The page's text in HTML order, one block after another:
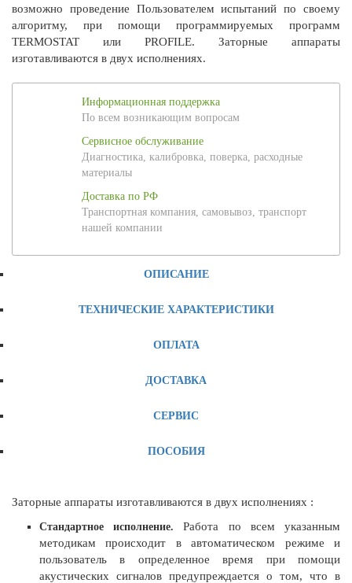
возможно проведение Пользователем испытаний по своему
алгоритму, при помощи программируемых программ
TERMOSTAT или PROFILE. Заторные аппараты
изготавливаются в двух исполнениях.
Информационная поддержка
По всем возникающим вопросам
Сервисное обслуживание
Диагностика, калибровка, поверка, расходные
материалы
Доставка по РФ
Транспортная компания, самовывоз, транспорт
нашей компании
ОПИСАНИЕ
ТЕХНИЧЕСКИЕ ХАРАКТЕРИСТИКИ
ОПЛАТА
ДОСТАВКА
СЕРВИС
ПОСОБИЯ
Заторные аппараты изготавливаются в двух исполнениях :
Стандартное исполнение.
Работа по всем указанным
методикам происходит в автоматическом режиме и
пользователь в определенное время при помощи
акустических сигналов предупреждается о том, что в